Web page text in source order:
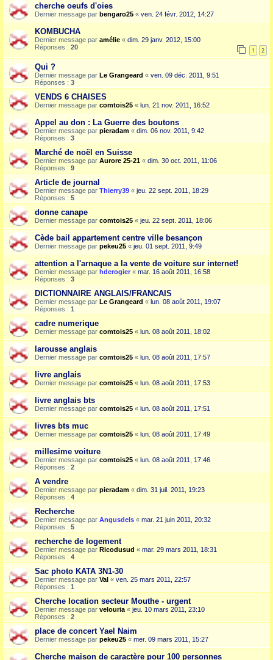
cherche oeufs d'oies
Dernier message par bengaro25 « ven. 24 févr. 2012, 14:27
KOMBUCHA
Dernier message par amélie « dim. 29 janv. 2012, 15:00
Réponses : 20 1 2
Qui ?
Dernier message par Le Grangeard « ven. 09 déc. 2011, 9:51
Réponses : 3
VENDS 6 CHAISES
Dernier message par comtois25 « lun. 21 nov. 2011, 16:52
Appel au don : La Guerre des boutons
Dernier message par pieradam « dim. 06 nov. 2011, 9:42
Réponses : 3
Marché de noël en Suisse
Dernier message par Aurore 25-21 « dim. 30 oct. 2011, 11:06
Réponses : 9
Article de journal
Dernier message par Thierry39 « jeu. 22 sept. 2011, 18:29
Réponses : 5
donne canape
Dernier message par comtois25 « jeu. 22 sept. 2011, 18:06
Cède bail appartement centre ville besançon
Dernier message par pekeu25 « jeu. 01 sept. 2011, 9:49
attention a l'arnaque a la vente de voiture sur internet!
Dernier message par hderogier « mar. 16 août 2011, 16:58
Réponses : 3
DICTIONNAIRE ANGLAIS/FRANCAIS
Dernier message par Le Grangeard « lun. 08 août 2011, 19:07
Réponses : 1
cadre numerique
Dernier message par comtois25 « lun. 08 août 2011, 18:02
larousse anglais
Dernier message par comtois25 « lun. 08 août 2011, 17:57
livre anglais
Dernier message par comtois25 « lun. 08 août 2011, 17:53
livre anglais bts
Dernier message par comtois25 « lun. 08 août 2011, 17:51
livres bts muc
Dernier message par comtois25 « lun. 08 août 2011, 17:49
millesime voiture
Dernier message par comtois25 « lun. 08 août 2011, 17:46
Réponses : 2
A vendre
Dernier message par pieradam « dim. 31 juil. 2011, 19:23
Réponses : 4
Recherche
Dernier message par Angusdels « mar. 21 juin 2011, 20:32
Réponses : 5
recherche de logement
Dernier message par Ricodusud « mar. 29 mars 2011, 18:31
Réponses : 4
Sac photo KATA 3N1-30
Dernier message par Val « ven. 25 mars 2011, 22:57
Réponses : 1
Cherche location secteur Mouthe - urgent
Dernier message par velouria « jeu. 10 mars 2011, 23:10
Réponses : 2
place de concert Yael Naim
Dernier message par pekeu25 « mer. 09 mars 2011, 15:27
Cherche maison de caractère pour 100 personnes